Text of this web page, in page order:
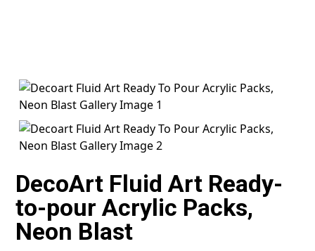
DecoArt Fluid Art Ready-
to-pour Acrylic Packs,
Neon Blast